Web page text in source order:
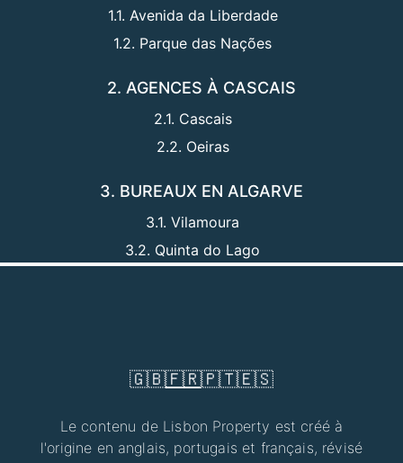
1.1. Avenida da Liberdade
1.2. Parque das Nações
2. AGENCES À CASCAIS
2.1. Cascais
2.2. Oeiras
3. BUREAUX EN ALGARVE
3.1. Vilamoura
3.2. Quinta do Lago
🇬🇧🇫🇷🇵🇹🇪🇸
Le contenu de Lisbon Property est créé à
l'origine en anglais, portugais et français, révisé